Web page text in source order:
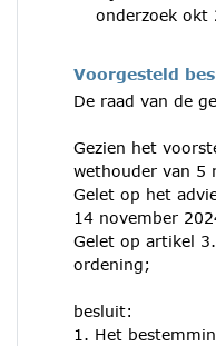
onderzoek okt
Voorgesteld
De raad van de
Gezien het
wethouder van 5
Gelet op het
14 november
Gelet op artikel
ordening;
besluit:
1. Het